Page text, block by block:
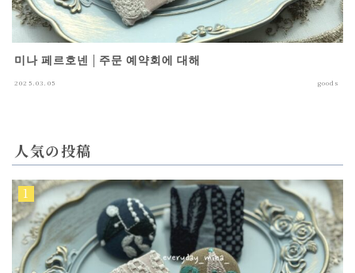
미나 페르호넨 | 주문 예약회에 대해
2025.03.05 goods
人気の投稿